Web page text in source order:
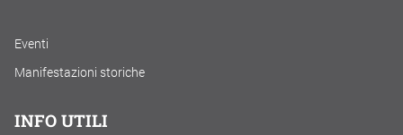
Eventi
Manifestazioni storiche
INFO UTILI